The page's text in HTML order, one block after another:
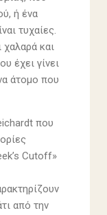
ή ένα
τυχαίες.
χαλαρά και
έχει γίνει
άτομο που
που
Cutoff»
από την